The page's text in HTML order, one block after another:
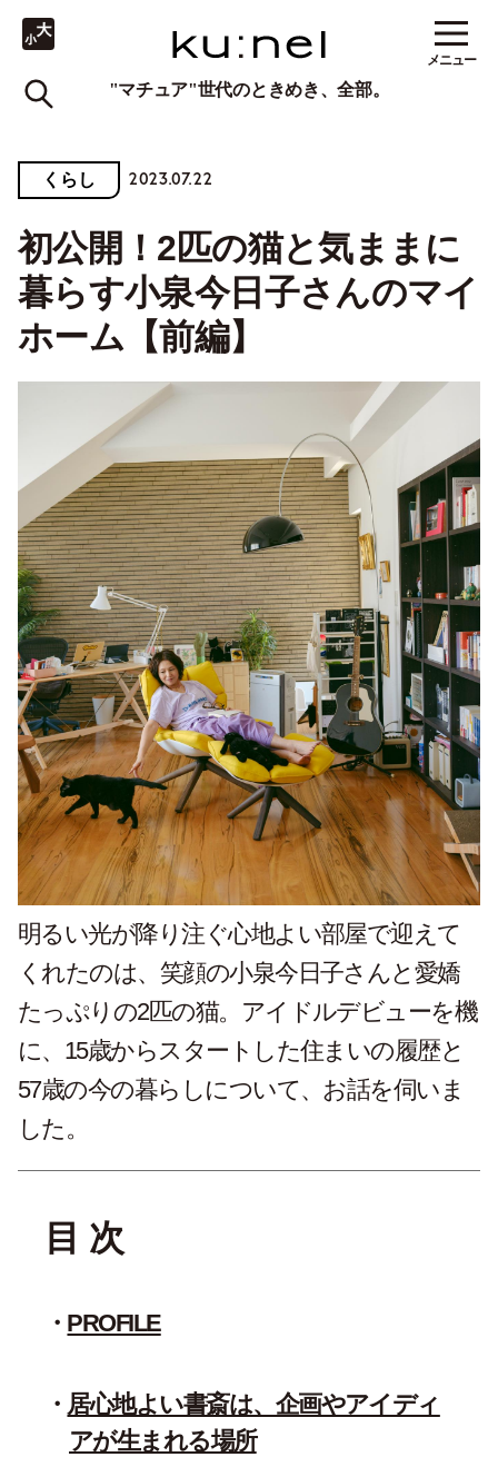
"マチュア"世代のときめき、全部。
メニュー
くらし 2023.07.22
初公開！2匹の猫と気ままに
暮らす小泉今日子さんのマイ
ホーム【前編】
明るい光が降り注ぐ心地よい部屋で迎えて
くれたのは、笑顔の小泉今日子さんと愛嬌
たっぷりの2匹の猫。アイドルデビューを機
に、15歳からスタートした住まいの履歴と
57歳の今の暮らしについて、お話を伺いま
した。
目 次
PROFILE
居心地よい書斎は、企画やアイディ
アが生まれる場所